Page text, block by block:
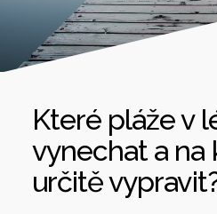
Které pláže v
vynechat a na
určitě